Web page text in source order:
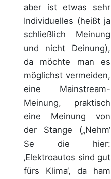
aber ist etwas sehr
Individuelles (heißt ja
schließlich Meinung
und nicht Deinung),
da möchte man es
möglichst vermeiden,
eine Mainstream-
Meinung, praktisch
eine Meinung von
der Stange („Nehm‘
Se die hier:
‚Elektroautos sind gut
fürs Klima‘, da ham